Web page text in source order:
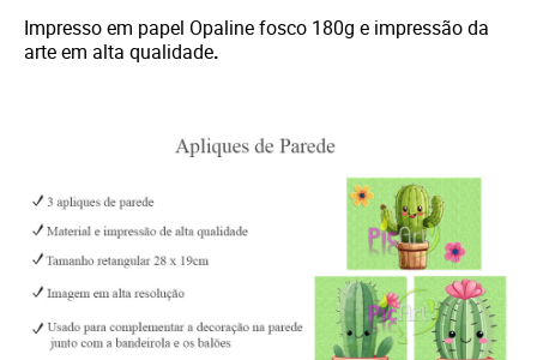
Impresso em papel Opaline fosco 180g e impressão da
arte em alta qualidade.